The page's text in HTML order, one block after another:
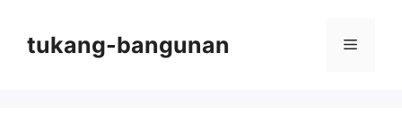
contenttukang-bangunan Menu